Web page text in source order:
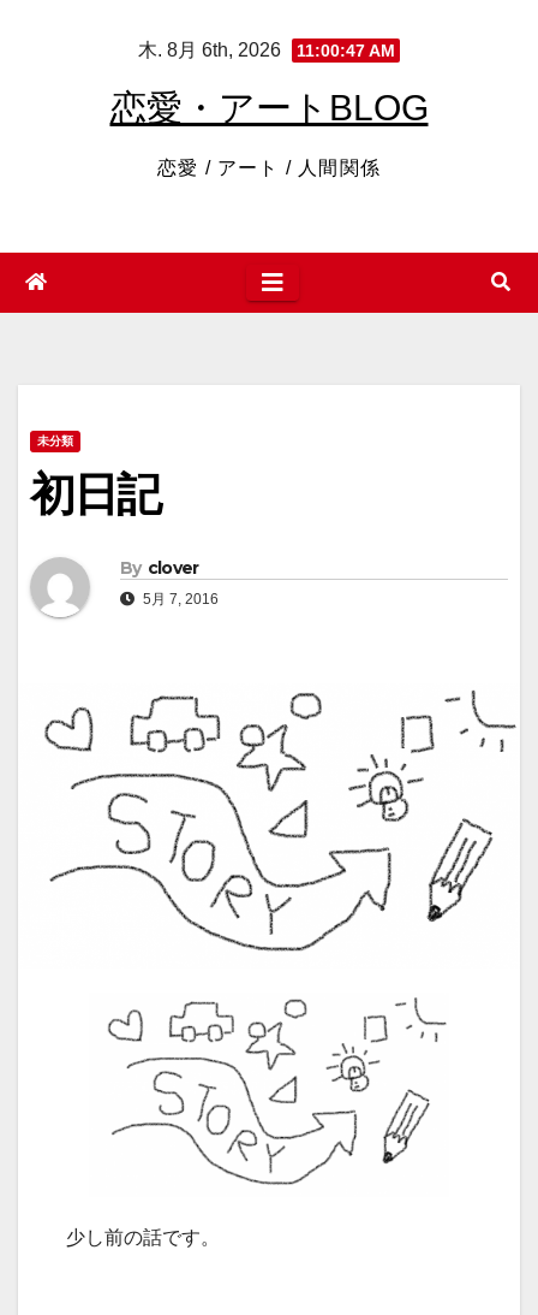
木. 8月 6th, 2026 11:00:48 AM
恋愛・アートBLOG
恋愛 / アート / 人間関係
未分類
初日記
By clover
5月 7, 2016
少し前の話です。